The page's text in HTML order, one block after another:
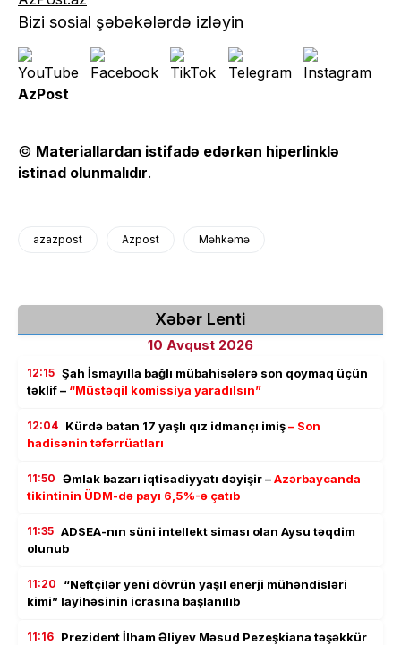
Bizi sosial şəbəkələrdə izləyin
AzPost
© Materiallardan istifadə edərkən hiperlinklə
istinad olunmalıdır.
azazpost Azpost Məhkəmə
Xəbər Lenti
10 Avqust 2026
12:15 Şah İsmayılla bağlı mübahisələrə son qoymaq üçün
təklif – “Müstəqil komissiya yaradılsın”
12:04 Kürdə batan 17 yaşlı qız idmançı imiş– Son
hadisənin təfərrüatları
11:50 Əmlak bazarı iqtisadiyyatı dəyişir –Azərbaycanda
tikintinin ÜDM-də payı 6,5%-ə çatıb
11:35 ADSEA-nın süni intellekt siması olan Aysu təqdim
olunub
11:20
“Neftçilər yeni dövrün yaşıl enerji mühəndisləri
kimi” layihəsinin icrasına başlanılıb
11:16 Prezident İlham Əliyev Məsud Pezeşkiana təşəkkür